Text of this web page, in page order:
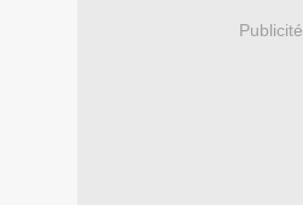
Publicité